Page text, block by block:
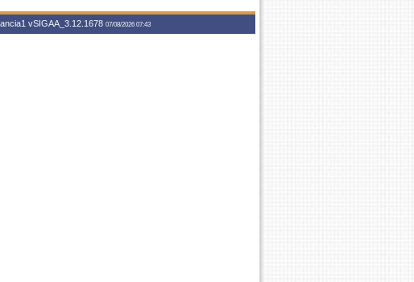
vSIGAA_3.12.1678 07/08/2026 07:43